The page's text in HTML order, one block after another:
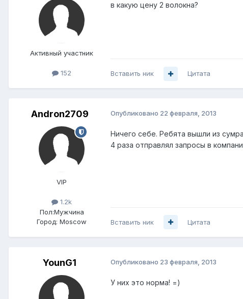
Активный участник
152
в какую цену 2 волокна?
Вставить ник Цитата
Andron2709
VIP
1.2k
Пол:Мужчина
Город: Moscow
Опубликовано 22 февраля, 2013
Ничего себе. Ребята вышли из
4 раза отправлял запросы в
Вставить ник Цитата
YounG1 Опубликовано 23 февраля, 2013
У них это норма! =)